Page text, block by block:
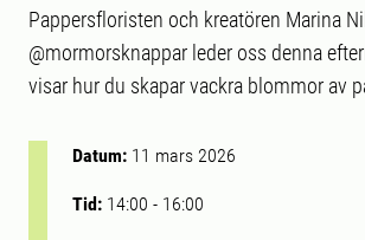
Pappersfloristen och kreatören Marina
@mormorsknappar leder oss denna
visar hur du skapar vackra blommor av
Datum: 11 mars 2026
Tid: 14:00 - 16:00